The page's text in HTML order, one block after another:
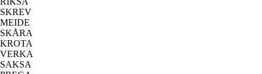
SKREV
MEIDE
SKÅRA
KROTA
VERKA
SAKSA